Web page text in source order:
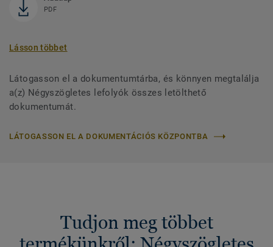
PDF
Lásson többet
Látogasson el a dokumentumtárba, és könnyen megtalálja
a(z) Négyszögletes lefolyók összes letölthető
dokumentumát.
LÁTOGASSON EL A DOKUMENTÁCIÓS KÖZPONTBA
Tudjon meg többet